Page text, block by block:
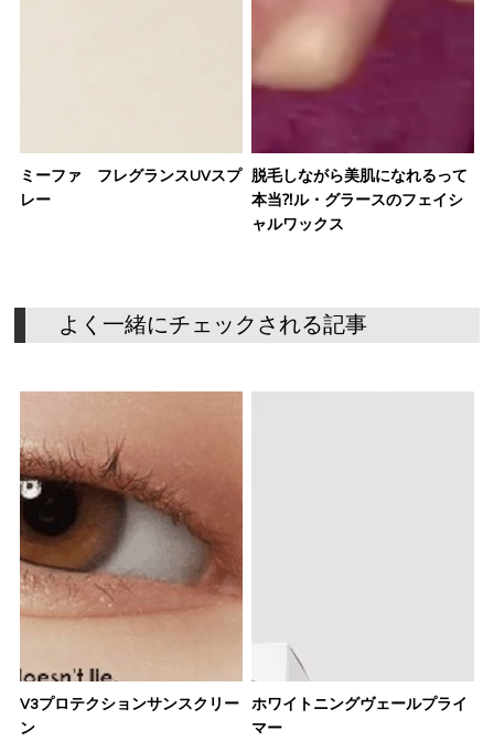
ミーファ フレグランスUVスプ
レー
脱毛しながら美肌になれるって
本当⁈ル・グラースのフェイシ
ャルワックス
よ く 一緒にチ ェ ッ ク される記事
V3プロテクションサンスクリー
ン
ホワイトニングヴェールプライ
マー